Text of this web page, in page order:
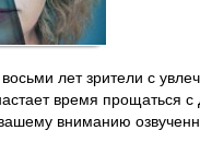
лет зрители с
время прощаться с
вниманию